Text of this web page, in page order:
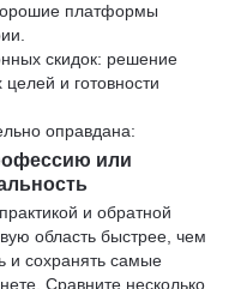
платформы
скидок: решение
и готовности
оправдана:
или
и обратной
область быстрее, чем
и сохранять самые
Сравните несколько